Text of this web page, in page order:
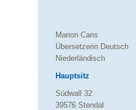
Marion Caris
Übersetzerin Deutsch
Niederländisch
Hauptsitz
Südwall 32
39576 Stendal